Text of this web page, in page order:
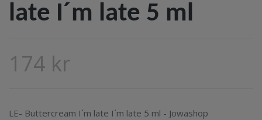
late I´m late 5 ml
174 kr
LE- Buttercream I´m late I´m late 5 ml - Jowashop